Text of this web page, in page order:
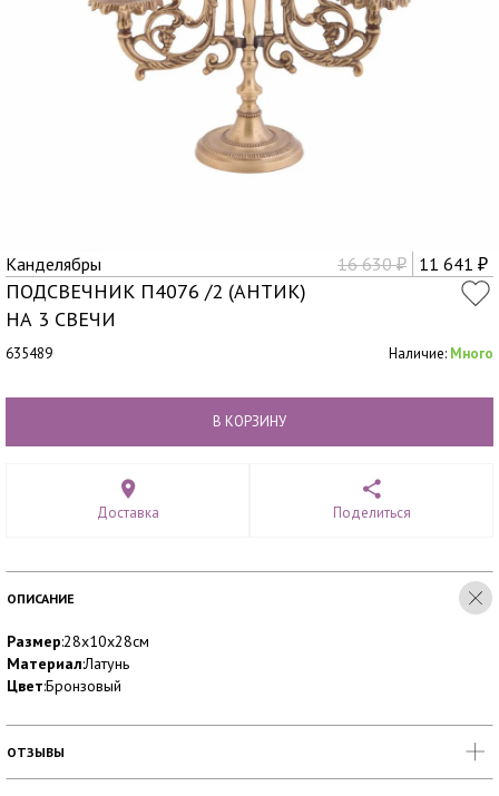
Канделябры 16 630₽ 11 641 ₽
ПОДСВЕЧНИК П4076 /2 (АНТИК)
НА 3 СВЕЧИ
635489 Наличие: Много
В КОРЗИНУ
Доставка Поделиться
ОПИСАНИЕ
Размер:28х10х28см
Материал:Латунь
Цвет:Бронзовый
ОТЗЫВЫ